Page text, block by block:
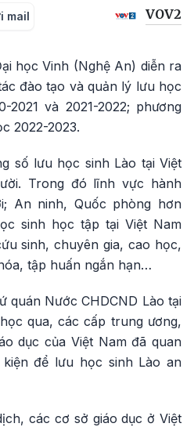
mail VOV2
học Vinh (Nghệ An) diễn ra
đào tạo và quản lý lưu học
2021 và 2021-2022; phương
2022-2023.
số lưu học sinh Lào tại Việt
Trong đó lĩnh vực hành
An ninh, Quốc phòng hơn
sinh học tập tại Việt Nam
sinh, chuyên gia, cao học,
tập huấn ngắn hạn…
quán Nước CHDCND Lào tại
qua, các cấp trung ương,
dục của Việt Nam đã quan
để lưu học sinh Lào an
các cơ sở giáo dục ở Việt